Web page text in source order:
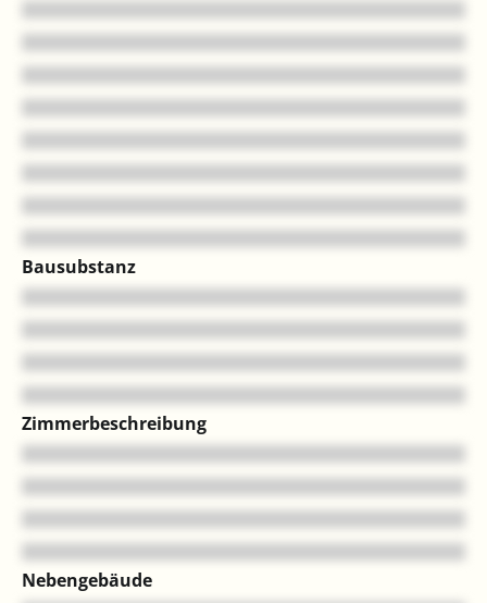
Bausubstanz
Zimmerbeschreibung
Nebengebäude